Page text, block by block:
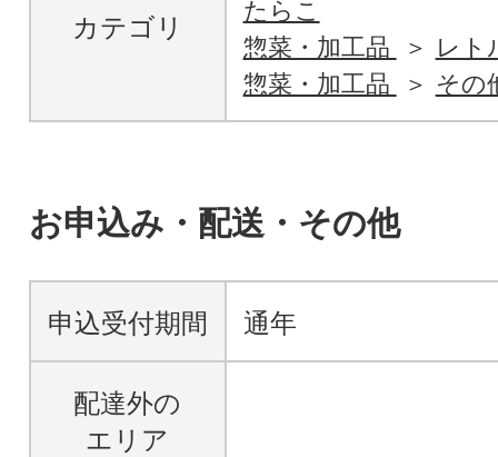
カテゴリ
たらこ
惣菜・加工品
レト
惣菜・加工品
その
お申込み・配送・その他
申込受付期間 通年
配達外の
エリア